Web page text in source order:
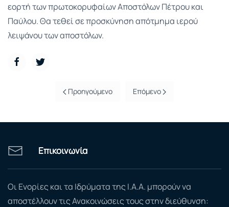
εορτή των πρωτοκορυφαίων Αποστόλων Πέτρου και
Παύλου. Θα τεθεί σε προσκύνηση απότμημα ιερού
λειψάνου των αποστόλων.
Προηγούμενο Επόμενο
Επικοινωνία
Οι Ενορίες και τα Ιδρύματα της Ι.Α.Α. μπορούν να
αποστέλλουν τις Ανακοινώσεις τους στην διεύθυνση: